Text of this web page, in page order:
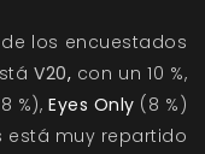
los encuestados
V20, con un 10 %,
%),Eyes Only (8 %)
está muy repartido